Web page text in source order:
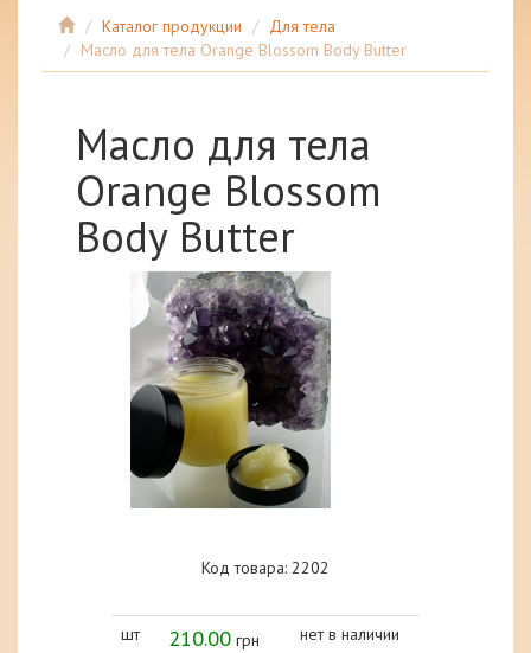
Каталог продукции
Для тела
Масло для тела Orange Blossom Body Butter
Масло для тела
Orange Blossom
Body Butter
Код товара: 2202
шт 210.00 грн нет в наличии